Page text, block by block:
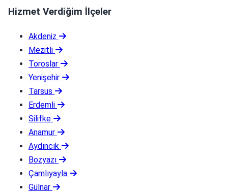
Hizmet Verdiğim İlçeler
Akdeniz
Mezitli
Toroslar
Yenişehir
Tarsus
Erdemli
Silifke
Anamur
Aydıncık
Bozyazı
Çamlıyayla
Gülnar